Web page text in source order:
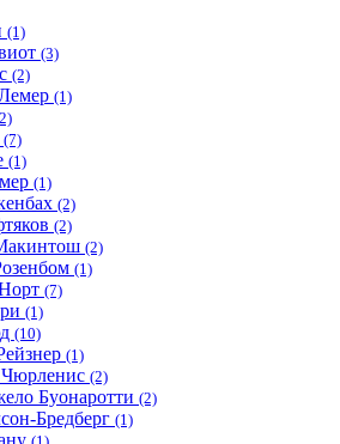
(1)
(3)
(2)
(1)
(7)
(1)
(1)
(2)
(2)
(2)
(1)
(7)
(1)
(10)
(1)
(2)
Буонаротти (2)
Бредберг (1)